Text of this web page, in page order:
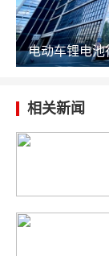
电动车锂电池
相关新闻